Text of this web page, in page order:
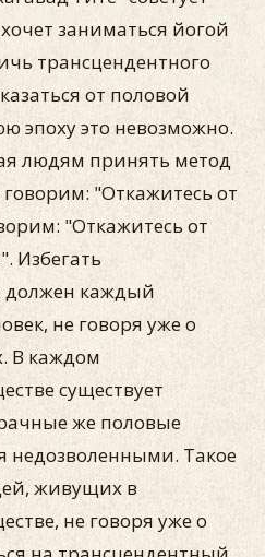
заниматься йогой
трансцендентного
от половой
эпоху это невозможно.
людям принять метод
"Откажитесь от
"Откажитесь от
Избегать
должен каждый
не говоря уже о
В каждом
существует
же половые
недозволенными. Такое
живущих в
не говоря уже о